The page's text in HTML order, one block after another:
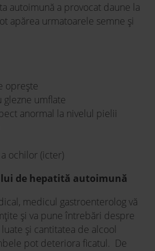
autoimună a provocat daune la
apărea urmatoarele semne și
oprește
umflate
anormal la nivelul pielii
ochilor (icter)
de hepatită autoimună
medicul gastroenterolog vă
și va pune întrebări despre
și cantitatea de alcool
pot deteriora ficatul. De